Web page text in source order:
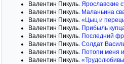
Валентин Пикуль. Ярославские
Валентин Пикуль. Маланьина
Валентин Пикуль. «Цыц и
Валентин Пикуль. Прибыль
Валентин Пикуль. Последний
Валентин Пикуль. Солдат
Валентин Пикуль. Потопи меня
Валентин Пикуль.